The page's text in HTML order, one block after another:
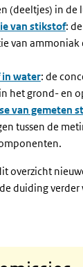
(deeltjes) in de
van stikstof:
van ammoniak
water: de
het grond- en
van gemeten
tussen de
overzicht
duiding verder